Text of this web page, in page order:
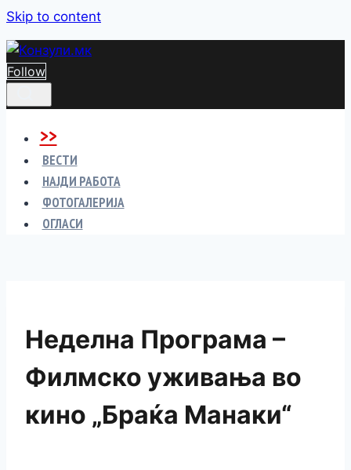
Skip to content
Follow
>>
ВЕСТИ
НАЈДИ РАБОТА
ФОТОГАЛЕРИЈА
ОГЛАСИ
Неделна Програма –
Филмско уживања во
кино „Браќа Манаки“